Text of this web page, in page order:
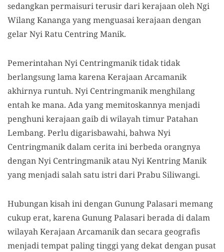
sedangkan permaisuri terusir dari kerajaan oleh Ngi
Wilang Kananga yang menguasai kerajaan dengan
gelar Nyi Ratu Centring Manik.
Pemerintahan Nyi Centringmanik tidak tidak
berlangsung lama karena Kerajaan Arcamanik
akhirnya runtuh. Nyi Centringmanik menghilang
entah ke mana. Ada yang memitoskannya menjadi
penghuni kerajaan gaib di wilayah timur Patahan
Lembang. Perlu digarisbawahi, bahwa Nyi
Centringmanik dalam cerita ini berbeda orangnya
dengan Nyi Centringmanik atau Nyi Kentring Manik
yang menjadi salah satu istri dari Prabu Siliwangi.
Hubungan kisah ini dengan Gunung Palasari memang
cukup erat, karena Gunung Palasari berada di dalam
wilayah Kerajaan Arcamanik dan secara geografis
menjadi tempat paling tinggi yang dekat dengan pusat